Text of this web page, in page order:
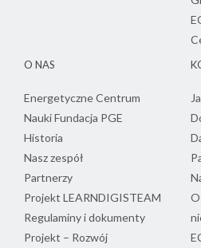
O NAS
Energetyczne Centrum
Nauki Fundacja PGE
Historia
Nasz zespół
Partnerzy
Projekt LEARNDIGISTEAM
Regulaminy i dokumenty
Projekt – Rozwój